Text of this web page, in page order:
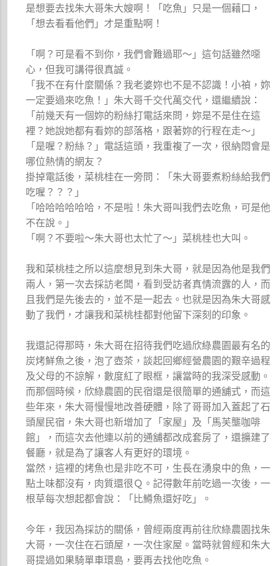
是想要去找朱大哥朱大嫂啊！「吃魚」只是一個藉口，
「想去看看他們」才是重點啊！
「啊？可是看不到你，我們會難過耶～」這句話雖然噁
心，但我可講得很真誠。
「我不在有什麼關係？我老婆妳也不是不認識！小禎，妳
一定要過來吃魚！」朱大哥千交代萬交代，還繼續說：
「前幾天有一個妳的粉絲打電話來問，妳是不是住在這
裡？她說她都有看妳的部落格，跟著妳的行程在走～」
「是喔？粉絲？」電話這頭，我重複了一次，很納悶會是
哪位熱情的網友？
掛掉電話後，菜桃桂在一旁問：「朱大哥要煮粉絲給我們
吃喔？？？」
「哈哈哈哈哈哈，不是啦！朱大哥叫我們去吃魚，可是他
不在說。」
「啊？不要啦～朱大哥也太忙了～」菜桃桂也大叫。
我和菜桃桂之所以這麼想見到朱大哥，就是因為他是我們
兩人，第一次去採訪老闆，看到受訪者真情流露的人，而
且我們是先後去的，並不是一起去。也就是因為朱大哥感
動了我們，才讓我和菜桃桂都對他留下深刻的印象。
我還記得那時，朱大哥在招待我們吃過欣綠農園最有名的
炭烤鮮魚之後，泡了壺茶，談起回鄉經營農園的艱辛過程
及父母的不諒解，數度紅了眼框，讓當時的我深受感動。
而那個時候，欣綠農園的民宿還是很簡單的通舖式，而這
些年來，朱大哥慢慢地改善硬體，除了哥哥加入蓋起了石
頭屋民宿，朱大哥也新增加了「家屋」及「馬芙壟咖啡
館」，而這次去他連以前的通舖都改成套房了，還擴建了
餐廳，就是為了讓客人有更好的環境。
當然，這裡的烤魚也是非吃不可，生長在湧泉中的魚，一
點土味都沒有，肉質還很Ｑ。記得數年前吃過一次後，一
根草每次想起都會說：「比鱒魚還好吃」。
今年，我因為採訪的關係，曾經兩度再前往欣綠農園找朱
大哥，一次住在石頭屋，一次住家屋。當時就曾經和朱大
哥提過如果騎單車環島，要再去找他吃魚。